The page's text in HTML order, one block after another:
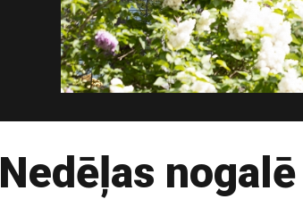
Nedēļas